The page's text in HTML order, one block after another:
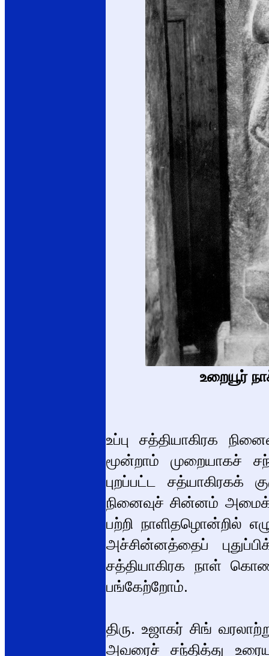
உறையூர்
உப்பு சத்தியாகிரக
மூன்றாம் முறையாகச்
புறப்பட்ட சத்யாகிரகக்
நினைவுச் சின்னம்
பற்றி நாளிதழொன்றில்
அச்சின்னத்தைப்
சத்தியாகிரக நாள்
பங்கேற்றோம்.
திரு. உஜாகர் சிங்
அவரைச் சந்தித்து